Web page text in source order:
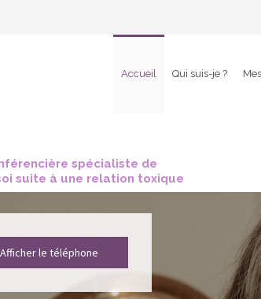
Accueil Qui suis-je ?
spécialiste de
suite à une relation toxique
Afficher le téléphone